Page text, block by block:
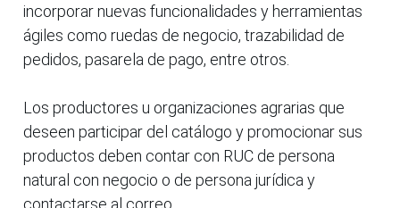
incorporar nuevas funcionalidades y herramientas
ágiles como ruedas de negocio, trazabilidad de
pedidos, pasarela de pago, entre otros.
Los productores u organizaciones agrarias que
deseen participar del catálogo y promocionar sus
productos deben contar con RUC de persona
natural con negocio o de persona jurídica y
contactarse al correo